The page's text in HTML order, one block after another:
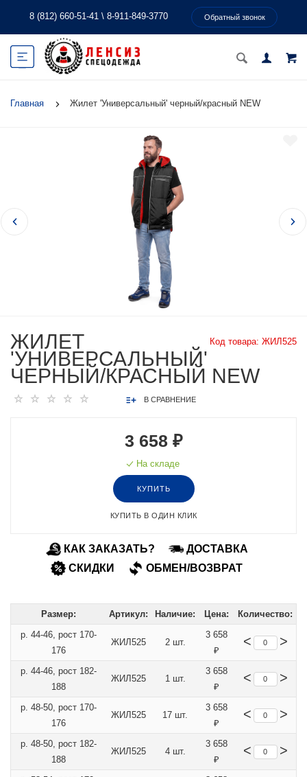
8 (812) 660-51-41 \ 8-911-849-3770 Обратный звонок
Главная Жилет 'Универсальный' черный/красный NEW
Код товара: ЖИЛ525
ЖИЛЕТ
'УНИВЕРСАЛЬНЫЙ'
ЧЕРНЫЙ/КРАСНЫЙ NEW
В СРАВНЕНИЕ
3 658 ₽
На складе
КУПИТЬ
КУПИТЬ В ОДИН КЛИК
КАК ЗАКАЗАТЬ?
ДОСТАВКА
СКИДКИ
ОБМЕН/ВОЗВРАТ
Размер: Артикул: Наличие: Цена:
Количество:
р. 44-46, рост 170-
176
ЖИЛ525 2 шт.
3 658
₽
< >
р. 44-46, рост 182-
188
ЖИЛ525 1 шт.
3 658
₽
< >
р. 48-50, рост 170-
176
ЖИЛ525 17 шт.
3 658
₽
< >
р. 48-50, рост 182-
188
ЖИЛ525 4 шт.
3 658
₽
< >